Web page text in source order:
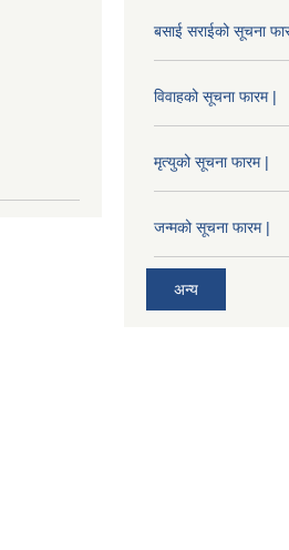
बसाई सराईको सूचना
विवाहको सूचना फारम |
मृत्युको सूचना फारम |
जन्मको सूचना फारम |
अन्य